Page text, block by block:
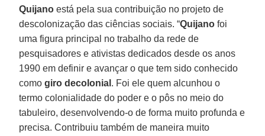
Quijano está pela sua contribuição no projeto de
descolonização das ciências sociais. “Quijano foi
uma figura principal no trabalho da rede de
pesquisadores e ativistas dedicados desde os anos
1990 em definir e avançar o que tem sido conhecido
comogiro decolonial . Foi ele quem alcunhou o
termo colonialidade do poder e o pôs no meio do
tabuleiro, desenvolvendo-o de forma muito profunda e
precisa. Contribuiu também de maneira muito